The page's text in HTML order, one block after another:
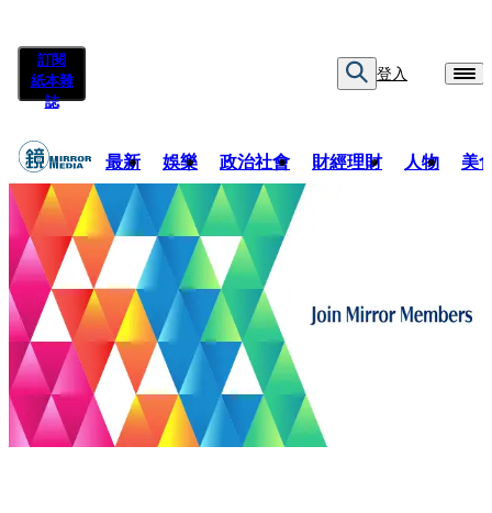
訂閱
紙本雜
誌
登入
最新 娛樂 政治社會 財經理財 人物 美